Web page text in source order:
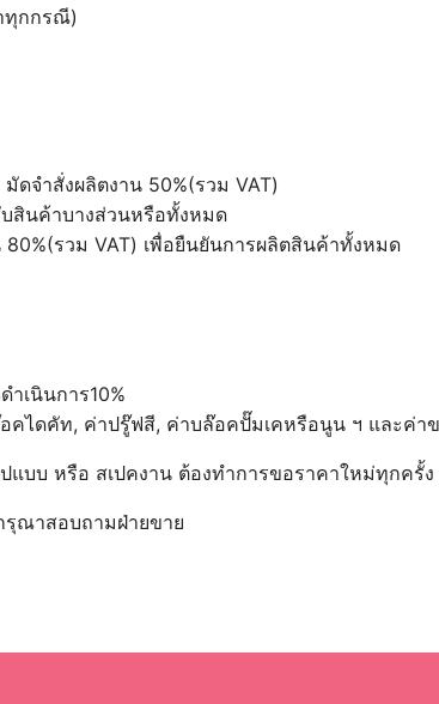
ทุกกรณี)
ดจำสั่งผลิตงาน 50%(รวม VAT)
สินค้าบางส่วนหรือทั้งหมด
รวม VAT) เพื่อยืนยันการผลิตสินค้าทั้งหมด
เนินการ10%
คไดคัท, ค่าปรู๊ฟสี, ค่าบล๊อคปั๊มเคหรือนูน ฯ และค่า
บบ หรือ สเปคงาน ต้องทำการขอราคาใหม่ทุกครั้ง
รุณาสอบถามฝ่ายขาย